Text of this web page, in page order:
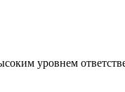
уровнем